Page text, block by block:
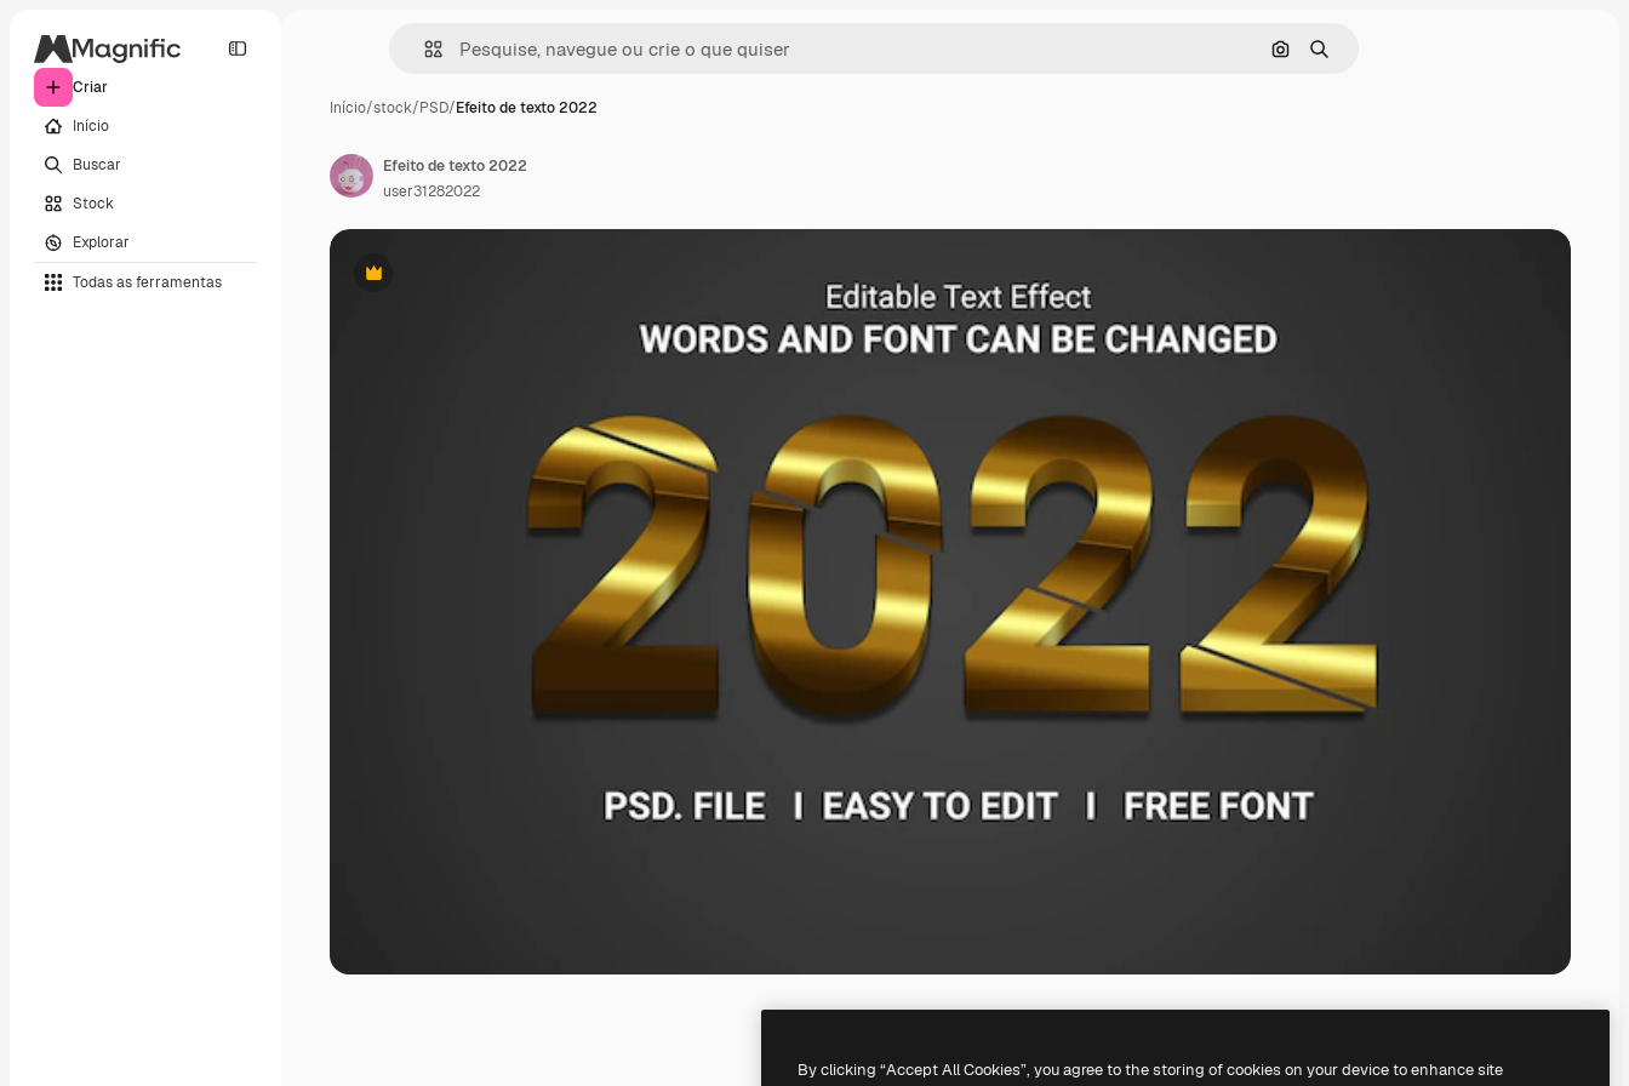
Criar
Início
Buscar
Stock
Explorar
Todas as ferramentas
Pesquisar por imagem
Buscar
Início/stock/PSD/Efeito de texto 2022
Premium
Efeito de texto 2022
user31282022
By clicking “Accept All Cookies”, you agree to the storing of cookies on your device to enhance site